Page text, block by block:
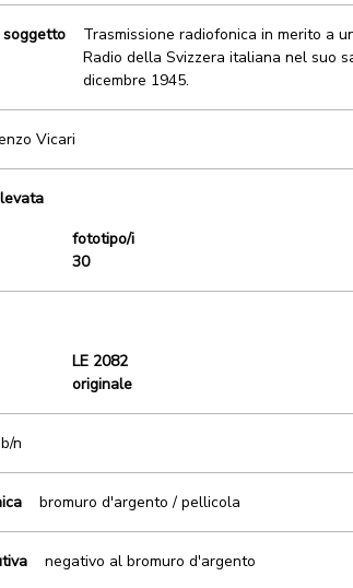
soggetto
Trasmissione radiofonica in merito a
Radio della Svizzera italiana nel suo
dicembre 1945.
Vicari
fototipo/i
30
LE 2082
originale
b/n
bromuro d'argento / pellicola
negativo al bromuro d'argento